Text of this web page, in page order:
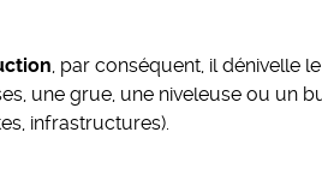
, par conséquent, il dénivelle
une grue, une niveleuse ou un
infrastructures).